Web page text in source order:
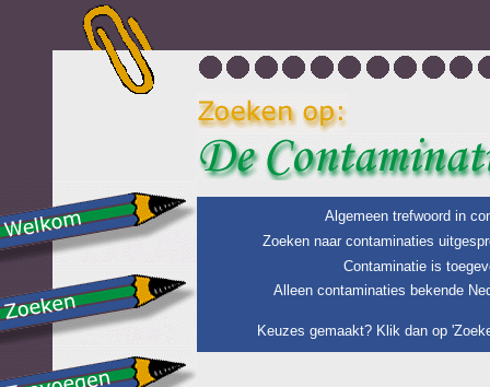
Algemeen trefwoord in
Zoeken naar contaminaties
Contaminatie is
Alleen contaminaties bekende
Keuzes gemaakt? Klik dan op